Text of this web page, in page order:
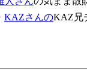
KAZさんのKAZ兄